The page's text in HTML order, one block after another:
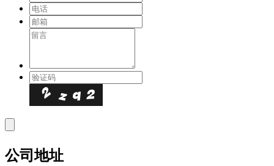
公司地址